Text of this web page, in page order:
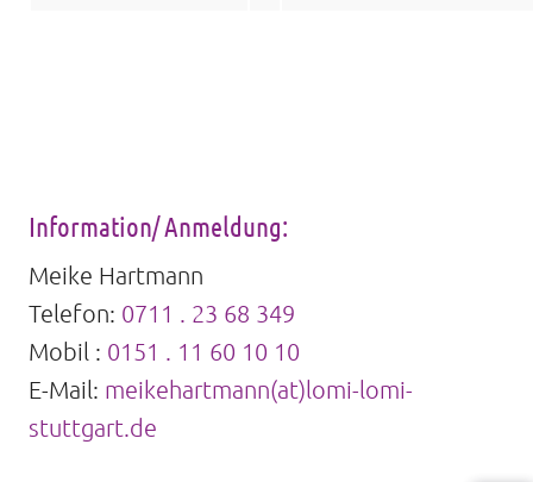
Information/ Anmeldung:
Meike Hartmann
Telefon: 0711 . 23 68 349
Mobil : 0151 . 11 60 10 10
E-Mail: meikehartmann(at)lomi-lomi-
stuttgart.de